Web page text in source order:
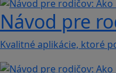
Návod pre
Kvalitné aplikácie, ktoré